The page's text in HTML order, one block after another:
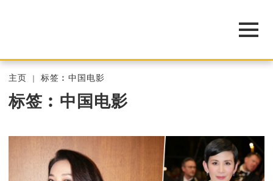
主页 标签︰中国电影
标签︰中国电影